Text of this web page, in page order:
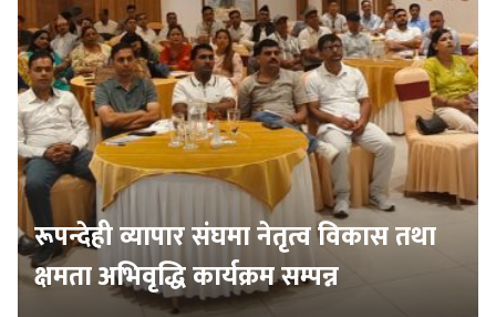
रूपन्देही व्यापार संघमा नेतृत्व विकास तथा
क्षमता अभिवृद्धि कार्यक्रम सम्पन्न